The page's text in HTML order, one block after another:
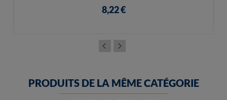
8,22 €
PRODUITS DE LA MÊME CATÉGORIE